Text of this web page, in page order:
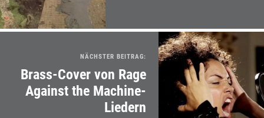
NÄCHSTER BEITRAG:
Brass-Cover von Rage
Against the Machine-
Liedern